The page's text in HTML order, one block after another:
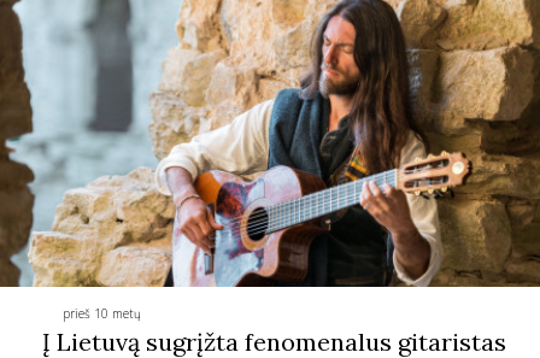
GROŽIS
SVEIKATA
APIE MANE
PSICHOLOGIJA
prieš 10 metų
Į Lietuvą sugrįžta fenomenalus gitaristas